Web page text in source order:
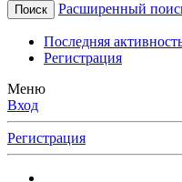
Поиск Расширенный
Последняя
Регистрация
Меню
Вход
Регистрация